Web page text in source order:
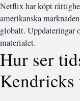
Netflix har köpt
amerikanska
globalt. Uppdateringar
materialet.
Hur ser